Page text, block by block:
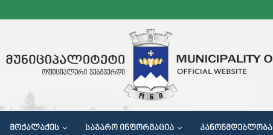
ᲛᲝᲥᲐᲚᲐᲥᲔᲡ ᲡᲐᲯᲐᲠᲝ ᲘᲜᲤᲝᲠᲛᲐᲪᲘᲐ ᲙᲐᲜᲝᲜᲛᲓᲔᲑᲚᲝᲑᲐ